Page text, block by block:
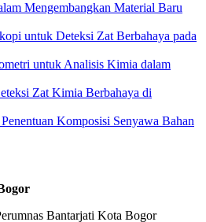
Mengembangkan Material Baru
untuk Deteksi Zat Berbahaya pada
untuk Analisis Kimia dalam
Zat Kimia Berbahaya di
Komposisi Senyawa Bahan
Bantarjati Kota Bogor